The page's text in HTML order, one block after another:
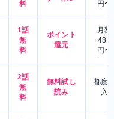
料
円〜
1話
無
料
ポイント
還元
月額
480
円〜
2話
無
料
無料試し
読み
都度
入